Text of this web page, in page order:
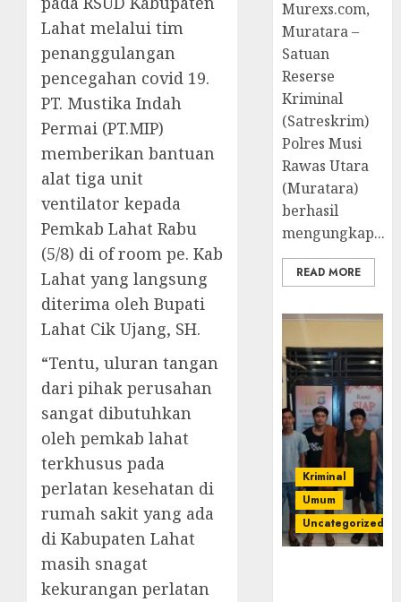
Lahat melalui tim
penanggulangan
pencegahan covid 19.
PT. Mustika Indah
Permai (PT.MIP)
memberikan bantuan
alat tiga unit
ventilator kepada
Pemkab Lahat Rabu
(5/8) di of room pe. Kab
Lahat yang langsung
diterima oleh Bupati
Lahat Cik Ujang, SH.
“Tentu, uluran tangan
dari pihak perusahan
sangat dibutuhkan
oleh pemkab lahat
terkhusus pada
perlatan kesehatan di
rumah sakit yang ada
di Kabupaten Lahat
masih snagat
kekurangan perlatan
Murexs.com,
Muratara –
Satuan
Reserse
Kriminal
(Satreskrim)
Polres Musi
Rawas Utara
(Muratara)
berhasil
mengungkap...
READ MORE
Kriminal
Umum
Uncategorized